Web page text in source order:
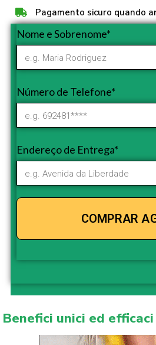
Pagamento sicuro quando
Nome e Sobrenome*
Número de Telefone*
Endereço de Entrega*
Benefici unici ed efficaci